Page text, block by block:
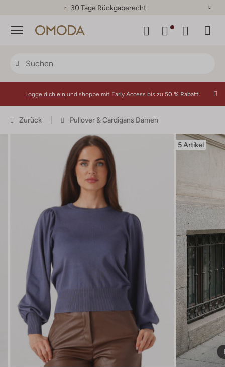
30 Tage Rückgaberecht
Menü
Logge dich ein und shoppe mit Early Access bis zu 50 % Rabatt.
Zurück Pullover & Cardigans Damen
5 Artikel